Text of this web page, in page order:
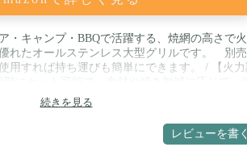
・キャンプ・BBQで活躍する、焼網の高さで
れたオールステンレス大型グリルです。 別
用すれば持ち運びも簡単にできます。 / 【火力
に調節できます。 / 【さびにくいステンレスボ
の高いメッシュボディーは、さびにくいステン
永く愛用することが出来ます。 / 【便利な炭受
しがしやすい、引き出し式ロストル（炭受け
続きを見る
レビューを書く